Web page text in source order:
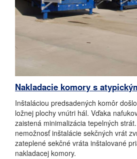
Nakladacie komory s
Inštaláciou predsadených komôr
ložnej plochy vnútri hál. Vďaka
zaistená minimalizácia tepelných
nemožnosť inštalácie sekčných vrát
zateplené sekčné vráta inštalované
nakladacej komory.